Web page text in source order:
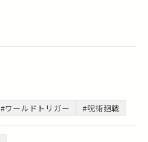
#ワールドトリガー #呪術廻戦